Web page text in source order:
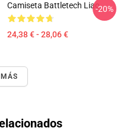
Camiseta Battletech Liao
24,38 € - 28,06 €
-20%